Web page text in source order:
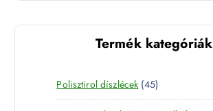
Termék kategóriák
Polisztirol díszlécek 454
5